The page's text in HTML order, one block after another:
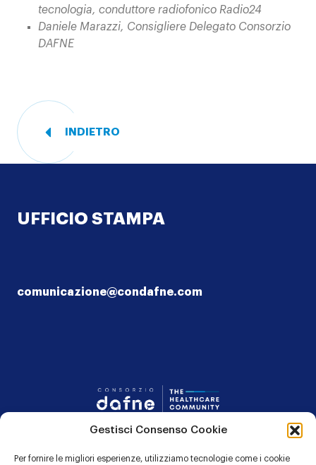
Gestisci Consenso Cookie
Per fornire le migliori esperienze, utilizziamo tecnologie come i cookie
tecnologia, conduttore radiofonico Radio24
Daniele Marazzi, Consigliere Delegato Consorzio
DAFNE
INDIETRO
UFFICIO STAMPA
comunicazione@condafne.com
Consorzio